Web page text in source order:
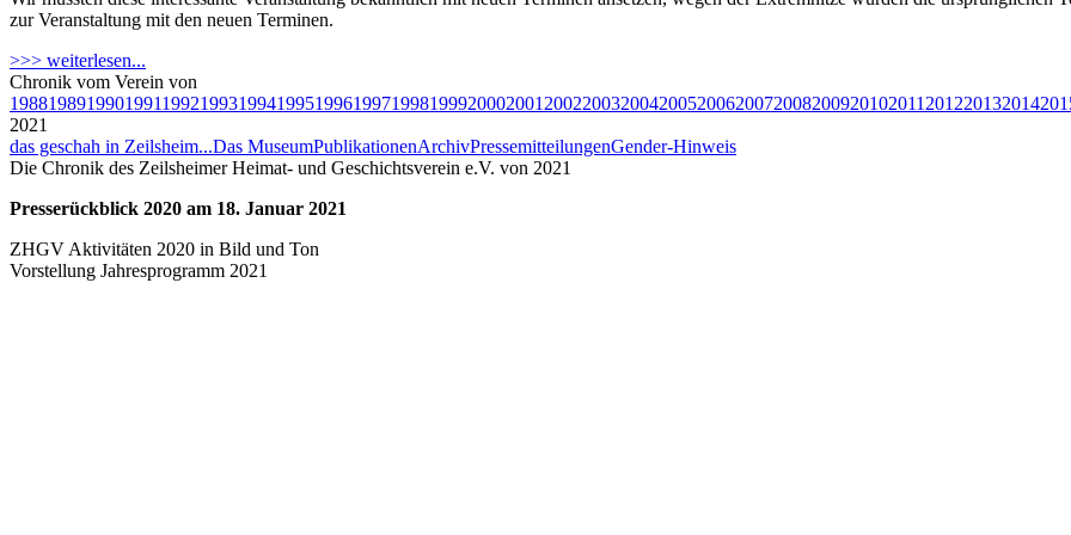
zur Veranstaltung mit den neuen Terminen.
>>> weiterlesen...
Chronik vom Verein von
19881989199019911992199319941995199619971998199920002001 2002200320042005200620072008200920102011 201220132014
2021
das geschah in Zeilsheim...Das MuseumPublikationenArchivPressemitteilungenGender-Hinweis
Die Chronik des Zeilsheimer Heimat- und Geschichtsverein e.V. von 2021
Presserückblick 2020 am 18. Januar 2021
ZHGV Aktivitäten 2020 in Bild und Ton
Vorstellung Jahresprogramm 2021